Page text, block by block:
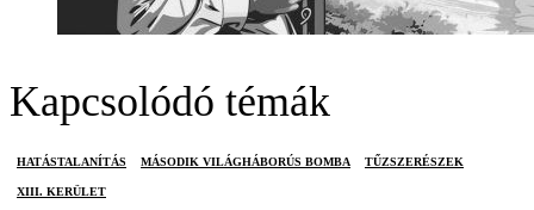
Kapcsolódó témák
HATÁSTALANÍTÁS MÁSODIK VILÁGHÁBORÚS BOMBA TŰZSZERÉSZEK
XIII. KERÜLET